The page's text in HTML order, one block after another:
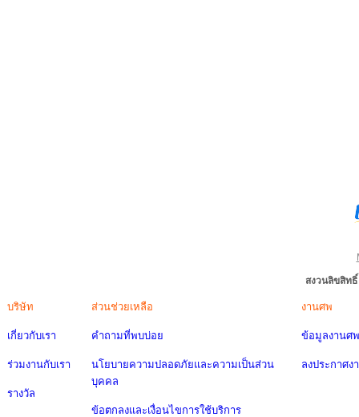
สงวนลิขสิท
บริษัท
เกี่ยวกับเรา
ร่วมงานกับเรา
รางวัล
ส่วนช่วยเหลือ
คำถามที่พบบ่อย
นโยบายความปลอดภัยและความเป็นส่วน
บุคคล
ข้อตกลงและเงื่อนไขการใช้บริการ
งานศพ
ข้อมูลงานศพ
ลงประกาศง